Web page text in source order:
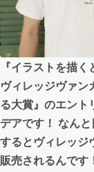
映像
ビジ
ま
『イラストを描
ヴィレッジヴァン
る大賞』のエント
デアです！ なん
するとヴィレッジ
販売されるんです